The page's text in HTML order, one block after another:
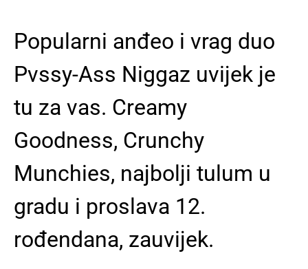
Popularni anđeo i vrag duo
Pvssy-Ass Niggaz uvijek je
tu za vas. Creamy
Goodness, Crunchy
Munchies, najbolji tulum u
gradu i proslava 12.
rođendana, zauvijek.